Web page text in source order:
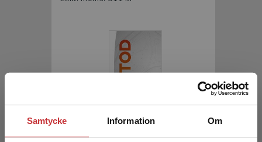
Samtycke Information Om
Metod